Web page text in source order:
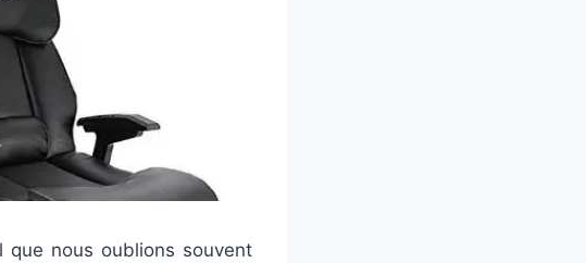
que nous oublions souvent